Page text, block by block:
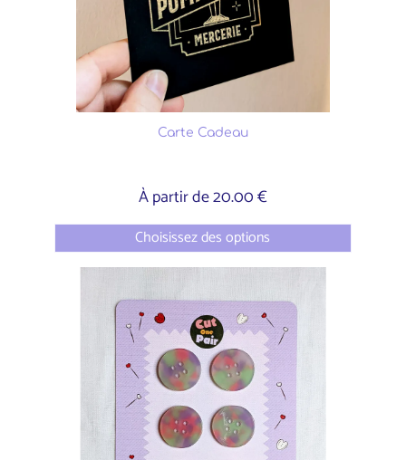
Carte Cadeau
À partir de 20.00 €
Choisissez des options